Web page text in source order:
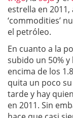
estrella en
‘commodities’
el petróleo.
En cuanto a la
subido un 50%
encima de los
quita un poco
tarde y hay
en 2011. Sin